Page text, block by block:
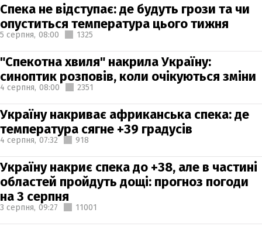
Спека не відступає: де будуть грози та чи
опуститься температура цього тижня
5 серпня, 08:00 1325
"Спекотна хвиля" накрила Україну:
синоптик розповів, коли очікуються зміни
4 серпня, 08:00 2351
Україну накриває африканська спека: де
температура сягне +39 градусів
4 серпня, 07:32 918
Україну накриє спека до +38, але в частині
областей пройдуть дощі: прогноз погоди
на 3 серпня
3 серпня, 09:27 11001